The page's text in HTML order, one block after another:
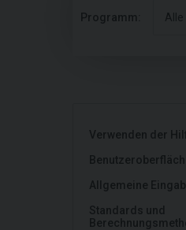
Programm:
Verwenden der
Allgemeine
Standards und